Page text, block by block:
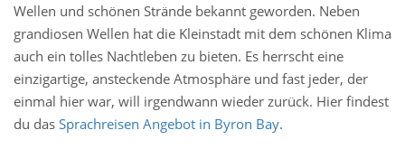
Wellen und schönen Strände bekannt geworden. Neben
grandiosen Wellen hat die Kleinstadt mit dem schönen Klima
auch ein tolles Nachtleben zu bieten. Es herrscht eine
einzigartige, ansteckende Atmosphäre und fast jeder, der
einmal hier war, will irgendwann wieder zurück. Hier findest
du das Sprachreisen Angebot in Byron Bay.